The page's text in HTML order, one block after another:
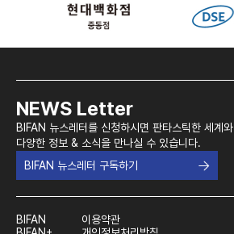
NEWS Letter
BIFAN 뉴스레터를 신청하시면 판타스틱한 세계와
다양한 정보 & 소식을 만나실 수 있습니다.
BIFAN 뉴스레터 구독하기
BIFAN
이용약관